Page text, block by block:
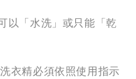
以「水洗」或只能「乾
衣精必須依照使用指示